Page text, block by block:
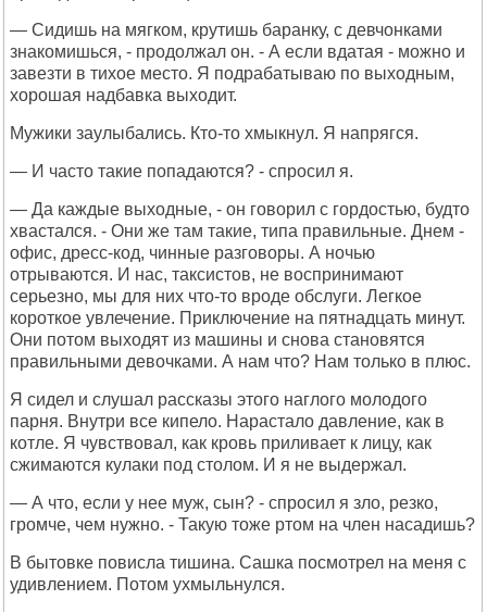
— Сидишь на мягком, крутишь баранку, с девчонками
знакомишься, - продолжал он. - А если вдатая - можно и
завезти в тихое место. Я подрабатываю по выходным,
хорошая надбавка выходит.
Мужики заулыбались. Кто-то хмыкнул. Я напрягся.
— И часто такие попадаются? - спросил я.
— Да каждые выходные, - он говорил с гордостью, будто
хвастался. - Они же там такие, типа правильные. Днем -
офис, дресс-код, чинные разговоры. А ночью
отрываются. И нас, таксистов, не воспринимают
серьезно, мы для них что-то вроде обслуги. Легкое
короткое увлечение. Приключение на пятнадцать минут.
Они потом выходят из машины и снова становятся
правильными девочками. А нам что? Нам только в плюс.
Я сидел и слушал рассказы этого наглого молодого
парня. Внутри все кипело. Нарастало давление, как в
котле. Я чувствовал, как кровь приливает к лицу, как
сжимаются кулаки под столом. И я не выдержал.
— А что, если у нее муж, сын? - спросил я зло, резко,
громче, чем нужно. - Такую тоже ртом на член насадишь?
В бытовке повисла тишина. Сашка посмотрел на меня с
удивлением. Потом ухмыльнулся.